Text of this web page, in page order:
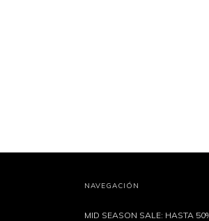
NAVEGACIÓN
MID SEASON SALE: HASTA